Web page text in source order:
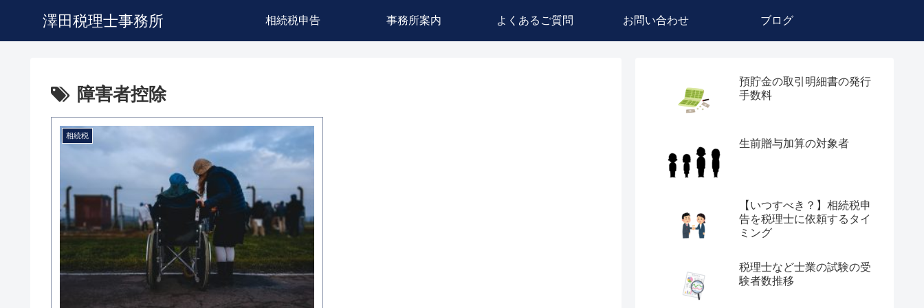
澤田税理士事務所 相続税申告 事務所案内 よくあるご質問 お問い合わせ ブログ
障害者控除
相続税
預貯金の取引明細書の発行
手数料
生前贈与加算の対象者
【いつすべき？】相続税申
告を税理士に依頼するタイ
ミング
税理士など士業の試験の受
験者数推移